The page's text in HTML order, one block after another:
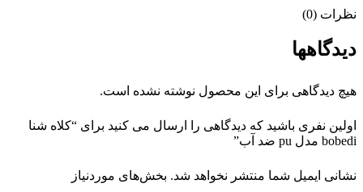
نظرات (0)
دیدگاهها
هیچ دیدگاهی برای این محصول نوشته نشده است.
اولین نفری باشید که دیدگاهی را ارسال می کنید برای “کلاه شنا
bobedi مدل pu ضد آب”
نشانی ایمیل شما منتشر نخواهد شد. بخش‌های موردنیاز